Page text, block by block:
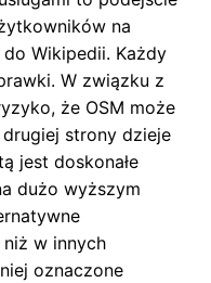
na
Wikipedii. Każdy
W związku z
że OSM może
strony dzieje
jest doskonałe
dużo wyższym
niż w innych
oznaczone